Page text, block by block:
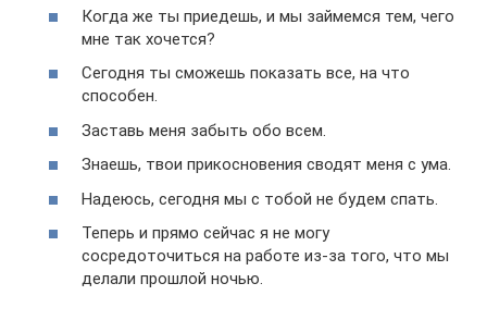
Когда же ты приедешь, и мы займемся тем, чего
мне так хочется?
Сегодня ты сможешь показать все, на что
способен.
Заставь меня забыть обо всем.
Знаешь, твои прикосновения сводят меня с ума.
Надеюсь, сегодня мы с тобой не будем спать.
Теперь и прямо сейчас я не могу
сосредоточиться на работе из-за того, что мы
делали прошлой ночью.